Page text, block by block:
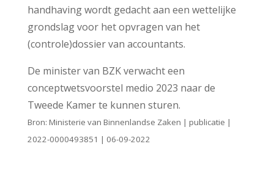
handhaving wordt gedacht aan een wettelijke
grondslag voor het opvragen van het
(controle)dossier van accountants.
De minister van BZK verwacht een
conceptwetsvoorstel medio 2023 naar de
Tweede Kamer te kunnen sturen.
Bron: Ministerie van Binnenlandse Zaken | publicatie |
2022-0000493851 | 06-09-2022